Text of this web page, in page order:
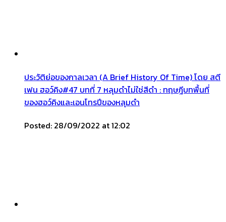
ประวัติย่อของกาลเวลา (A Brief History Of Time) โดย สตี
เฟน ฮอว์คิง#47 บทที่ 7 หลุมดำไม่ใช่สีดำ : ทฤษฎีบทพื้นที่
ของฮอว์คิงและเอนโทรปีของหลุมดำ
Posted: 28/09/2022 at 12:02